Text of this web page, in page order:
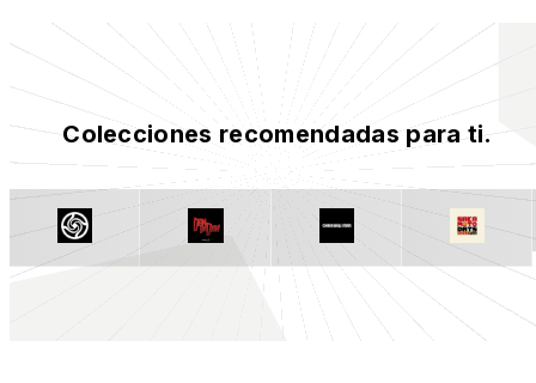
Colecciones recomendadas para ti.